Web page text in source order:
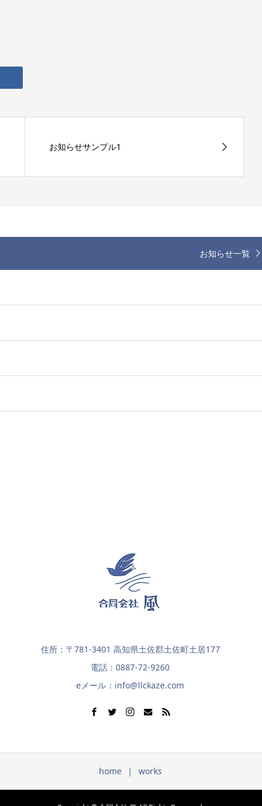
お知らせサンプル1
お知らせ一覧
住所：〒781-3401 高知県土佐郡土佐町土居177
電話：0887-72-9260
eメール：info@llckaze.com
home works